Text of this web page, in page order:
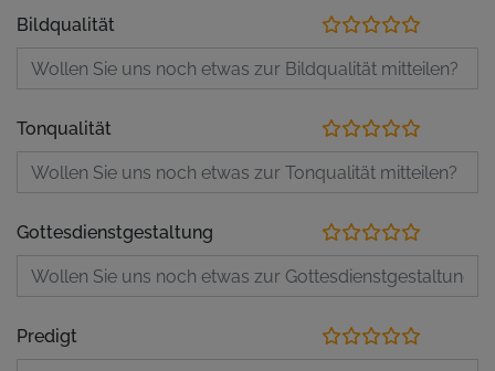
Bildqualität
Tonqualität
Gottesdienstgestaltung
Predigt